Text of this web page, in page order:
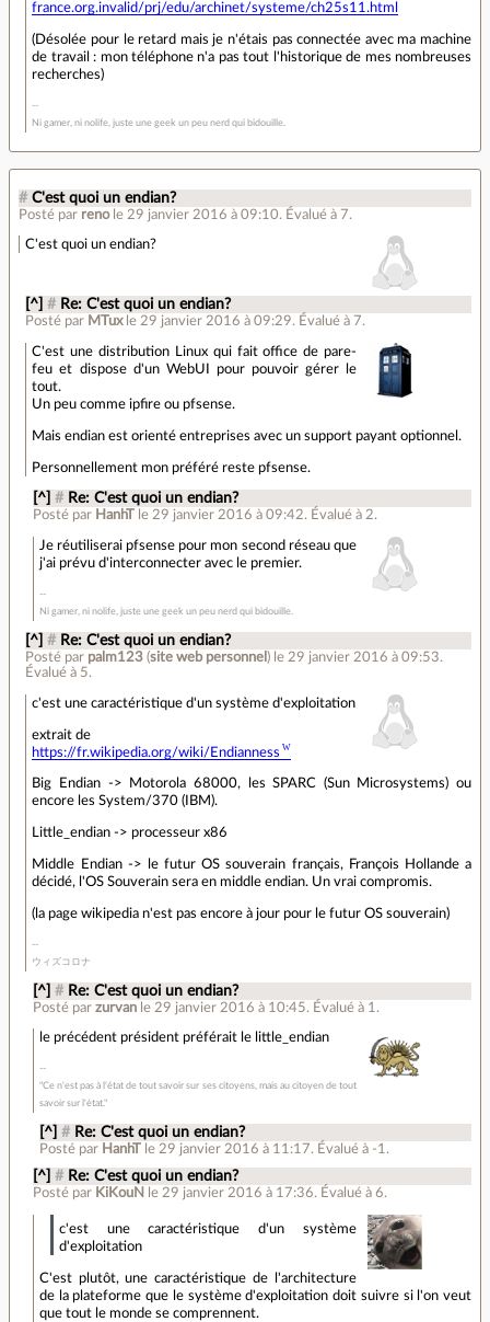
france.org.invalid/prj/edu/archinet/systeme/ch25s11.html
(Désolée pour le retard mais je n'étais pas connectée avec ma machine
de travail : mon téléphone n'a pas tout l'historique de mes nombreuses
recherches)
Ni gamer, ni nolife, juste une geek un peu nerd qui bidouille.
# C'est quoi un endian?
Posté par reno le 29 janvier 2016 à 09:10. Évalué à 7.
C'est quoi un endian?
[^] # Re: C'est quoi un endian?
Posté par MTux le 29 janvier 2016 à 09:29. Évalué à 7.
C'est une distribution Linux qui fait office de pare-
feu et dispose d'un WebUI pour pouvoir gérer le
tout.
Un peu comme ipfire ou pfsense.
Mais endian est orienté entreprises avec un support payant optionnel.
Personnellement mon préféré reste pfsense.
[^] # Re: C'est quoi un endian?
Posté par HanhT le 29 janvier 2016 à 09:42.Évalué à 2.
Je réutiliserai pfsense pour mon second réseau que
j'ai prévu d'interconnecter avec le premier.
Ni gamer, ni nolife, juste une geek un peu nerd qui bidouille.
[^] # Re: C'est quoi un endian?
Posté par palm123 (site web personnel ) le 29 janvier 2016 à 09:53.
Évalué à 5.
c'est une caractéristique d'un système d'exploitation
extrait de
https://fr.wikipedia.org/wiki/Endianness
Big Endian -> Motorola 68000, les SPARC (Sun Microsystems) ou
encore les System/370 (IBM).
Little_endian -> processeur x86
Middle Endian -> le futur OS souverain français, François Hollande a
décidé, l'OS Souverain sera en middle endian. Un vrai compromis.
(la page wikipedia n'est pas encore à jour pour le futur OS souverain)
ウィズコロナ
[^] # Re: C'est quoi un endian?
Posté par zurvan le 29 janvier 2016 à 10:45. Évalué à 1 .
le précédent président préférait le little_endian
"Ce n'est pas à l'état de tout savoir sur ses citoyens, mais au citoyen de tout
savoir sur l'état."
[^] # Re: C'est quoi un endian?
Posté par HanhT le 29 janvier 2016 à 11:17. Évalué à -1 .
[^] # Re: C'est quoi un endian?
Posté par KiKouN le 29 janvier 2016 à 17:36. Évalué à 6.
c'est une caractéristique d'un système
d'exploitation
C'est plutôt, une caractéristique de l'architecture
de la plateforme que le système d'exploitation doit suivre si l'on veut
que tout le monde se comprennent.